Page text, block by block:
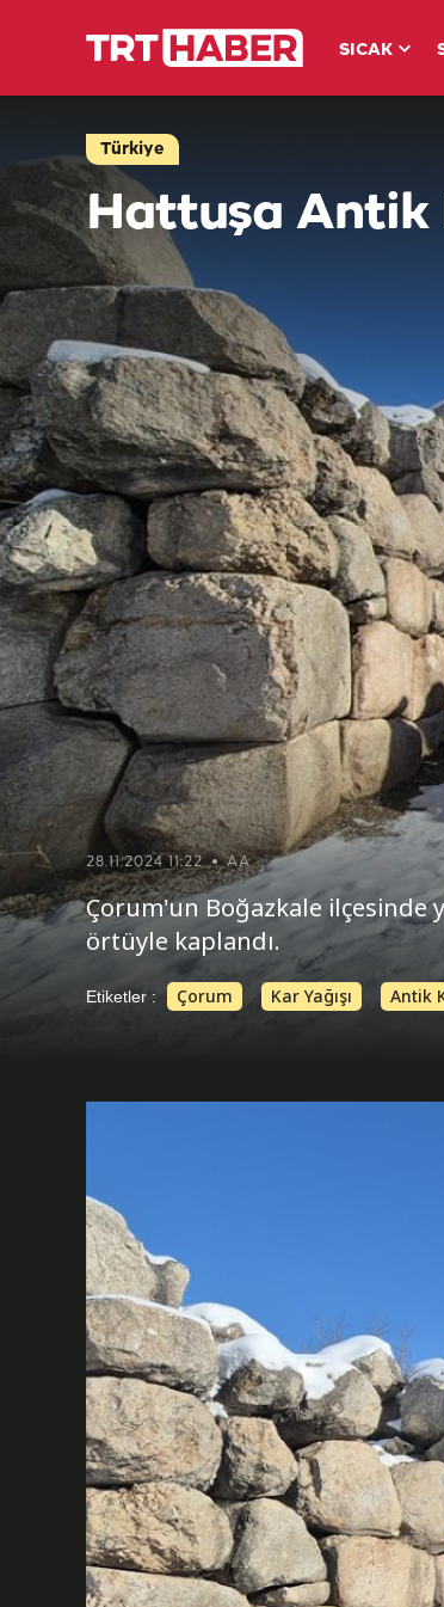
SICAK
Türkiye
Hattuşa Antik
28.11.2024 11:22 AA
Çorum'un Boğazkale ilçesinde
örtüyle kaplandı.
Etiketler : Çorum Kar Yağışı Antik